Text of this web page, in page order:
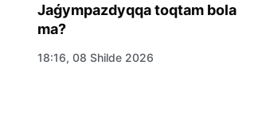
Jaǵympazdyqqa toqtam bola
ma?
18:16, 08 Shilde 2026